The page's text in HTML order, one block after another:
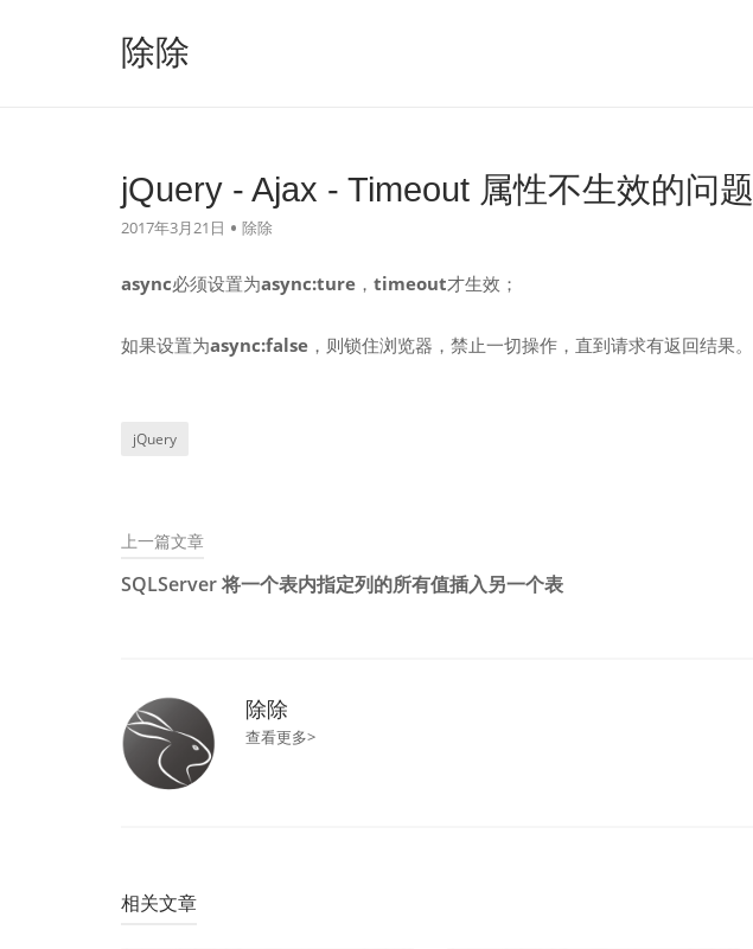
除除
jQuery - Ajax - Timeout 属性不生效的问题
2017年3月21日 除除
async必须设置为async:ture ， timeout才生效；
如果设置为async:false ，则锁住浏览器，禁止一切操作，直到请求有返回结果。
jQuery
文
章
航
上一篇文章
SQLServer 将一个表内指定列的所有值插入另一个表
除除
查看更多>
相关文章